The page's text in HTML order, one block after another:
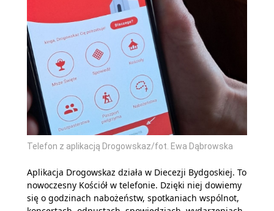
Telefon z aplikacją Drogowskaz/fot. Ewa Dąbrowska
Aplikacja Drogowskaz działa w Diecezji Bydgoskiej. To
nowoczesny Kościół w telefonie. Dzięki niej dowiemy
się o godzinach nabożeństw, spotkaniach wspólnot,